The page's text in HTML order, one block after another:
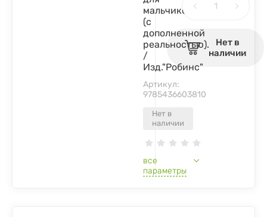
Нет в
наличии
мальчиков
(с
дополненной
реальностью).
/
Изд."Робинс"
Артикул:
9785436603810
все
параметры
Нет в
наличии